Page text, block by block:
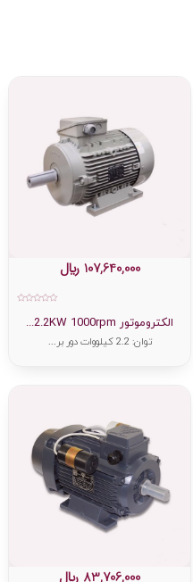
الکتروموتور 2.2KW 1000rpm...
107,640,000 ﷼
توان: 2.2 کیلووات دور بر...